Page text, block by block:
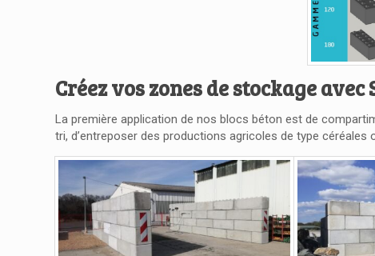
Créez vos zones de stockage avec
La première application de nos blocs béton est de
tri, d’entreposer des productions agricoles de type